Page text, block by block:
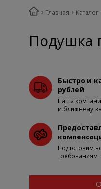
Главная Каталог
Подушка
Быстро и
рублей
Наша
и ближнему
Подготовим
требованиям